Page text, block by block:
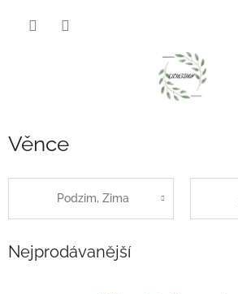
Věnce
Podzim, Zima
Nejprodávanější